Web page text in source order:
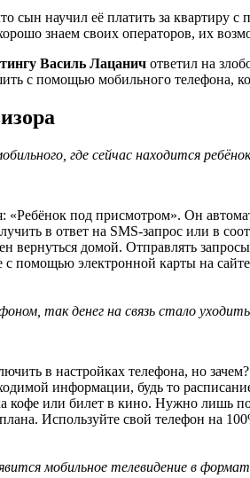
сын научил её платить за
знаем своих операторов, их
Василь Лацанич ответил на
с помощью мобильного телефона,
где сейчас находится
«Ребёнок под присмотром». Он
в ответ на SMS-запрос или в
вернуться домой. Отправлять
помощью электронной карты на
так денег на связь стало
в настройках телефона, но
информации, будь то
кофе или билет в кино. Нужно лишь
Используйте свой телефон на
мобильное телевидение в